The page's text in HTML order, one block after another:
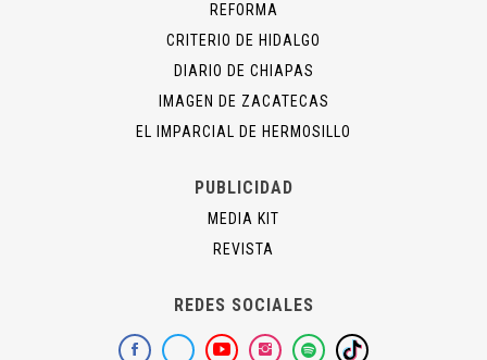
REFORMA
CRITERIO DE HIDALGO
DIARIO DE CHIAPAS
IMAGEN DE ZACATECAS
EL IMPARCIAL DE HERMOSILLO
PUBLICIDAD
MEDIA KIT
REVISTA
REDES SOCIALES